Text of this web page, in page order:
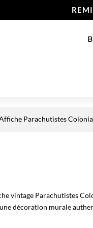
Parachutistes
vintage Parachutistes
décoration murale